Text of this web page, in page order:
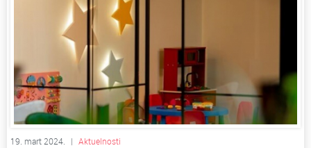
19. mart 2024. | Aktuelnosti